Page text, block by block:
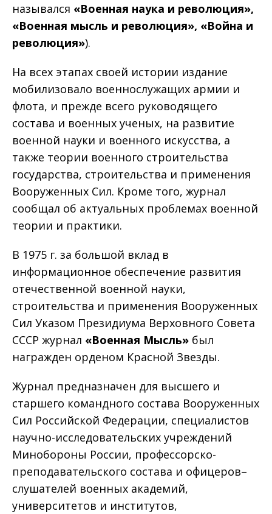
назывался «Военная наука и революция»,
«Военная мысль и революция», «Война и
революция»).
На всех этапах своей истории издание
мобилизовало военнослужащих армии и
флота, и прежде всего руководящего
состава и военных ученых, на развитие
военной науки и военного искусства, а
также теории военного строительства
государства, строительства и применения
Вооруженных Сил. Кроме того, журнал
сообщал об актуальных проблемах военной
теории и практики.
В 1975 г. за большой вклад в
информационное обеспечение развития
отечественной военной науки,
строительства и применения Вооруженных
Сил Указом Президиума Верховного Совета
СССР журнал «Военная Мысль» был
награжден орденом Красной Звезды.
Журнал предназначен для высшего и
старшего командного состава Вооруженных
Сил Российской Федерации, специалистов
научно-исследовательских учреждений
Минобороны России, профессорско-
преподавательского состава и офицеров–
слушателей военных академий,
университетов и институтов,